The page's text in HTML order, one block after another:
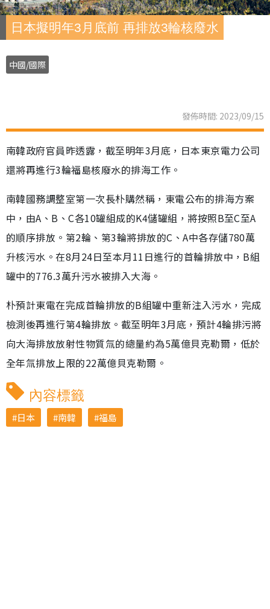
日本擬明年3月底前 再排放3輪核廢水
中國/國際
發佈時間: 2023/09/15
南韓政府官員昨透露，截至明年3月底，日本東京電力公司
還將再進行3輪福島核廢水的排海工作。
南韓國務調整室第一次長朴購然稱，東電公布的排海方案
中，由A、B、C各10罐組成的K4儲罐組，將按照B至C至A
的順序排放。第2輪、第3輪將排放的C、A中各存儲780萬
升核污水。在8月24日至本月11日進行的首輪排放中，B組
罐中的776.3萬升污水被排入大海。
朴預計東電在完成首輪排放的B組罐中重新注入污水，完成
檢測後再進行第4輪排放。截至明年3月底，預計4輪排污將
向大海排放放射性物質氚的總量約為5萬億貝克勒爾，低於
全年氚排放上限的22萬億貝克勒爾。
內容標籤
日本 南韓 福島